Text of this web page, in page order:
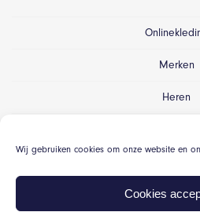
Wij gebruiken cookies om onze website en
Cookies
Merken
Heren